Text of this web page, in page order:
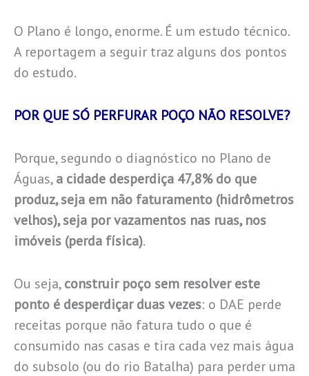
O Plano é longo, enorme. É um estudo técnico.
A reportagem a seguir traz alguns dos pontos
do estudo.
POR QUE SÓ PERFURAR POÇO NÃO RESOLVE?
Porque, segundo o diagnóstico no Plano de
Águas,a cidade desperdiça 47,8% do que
produz, seja em não faturamento (hidrômetros
velhos), seja por vazamentos nas ruas, nos
imóveis (perda física).
Ou seja,construir poço sem resolver este
ponto é desperdiçar duas vezes: o DAE perde
receitas porque não fatura tudo o que é
consumido nas casas e tira cada vez mais água
do subsolo (ou do rio Batalha) para perder uma